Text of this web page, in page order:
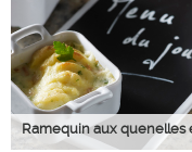
Ramequin aux quenelles